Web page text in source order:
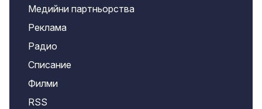
Медийни партньорства
Реклама
Радио
Списание
Филми
RSS